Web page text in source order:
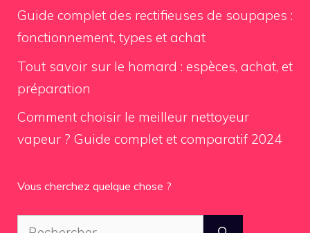
Guide complet des rectifieuses de soupapes :
fonctionnement, types et achat
Tout savoir sur le homard : espèces, achat, et
préparation
Comment choisir le meilleur nettoyeur
vapeur ? Guide complet et comparatif 2024
Vous cherchez quelque chose ?
Rechercher :